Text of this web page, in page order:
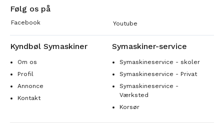
Følg os på
Facebook Youtube
Kyndbøl Symaskiner
Om os
Profil
Annonce
Kontakt
Symaskiner-service
Symaskineservice - skoler
Symaskineservice - Privat
Symaskineservice -
Værksted
Korsør